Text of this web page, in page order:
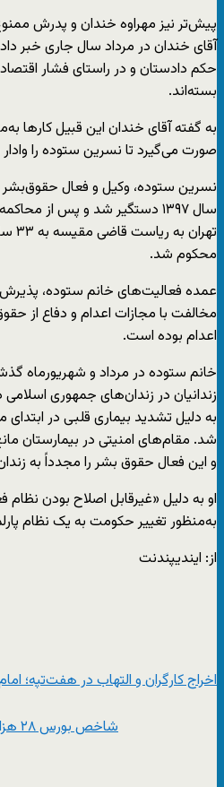
پیش‌تر نیز مهراوه خندان و پدرش
آقای خندان در مرداد سال جاری خبر
حکم دادستان و در راستای فشار
بسته‌اند.
به گفته آقای خندان این قبیل کارها
صورت می‌گیرد تا نسرین ستوده را
نسرین ستوده، وکیل و فعال حقوق‌بشر
محکوم شد.
عمده فعالیت‌های خانم ستوده،
مخالفت با مجازات اعدام و دفاع از
اعدام بوده است.
خانم ستوده در مرداد و شهریورماه
زندانیان در زندان‌های جمهوری
به دلیل تشدید بیماری قلبی در ابتدای
شد. مقام‌های امنیتی در بیمارستان
و این فعال حقوق بشر را مجدداً به زندان
او به دلیل «غیرقابل اصلاح بودن نظام
به‌منظور تغییر حکومت به یک نظام
از: ایندیپندنت
اخراج کارگران و التهاب در هفت‌تپه؛
شاخص بورس ۲۸ هزار ۶۷ واحد افت کرد